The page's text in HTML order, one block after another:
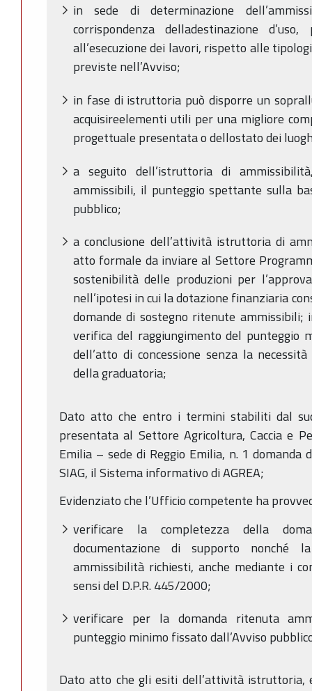
in sede di determinazione
corrispondenza delladestinazione
all’esecuzione dei lavori, rispetto alle
previste nell’Avviso;
in fase di istruttoria può disporre un
acquisireelementi utili per una migliore
progettuale presentata o dellostato dei
a seguito dell’istruttoria di
ammissibili, il punteggio spettante sulla
pubblico;
a conclusione dell’attività istruttoria di
atto formale da inviare al Settore
sostenibilità delle produzioni per
nell’ipotesi in cui la dotazione finanziaria
domande di sostegno ritenute
verifica del raggiungimento del punteggio
dell’atto di concessione senza la
della graduatoria;
Dato atto che entro i termini stabiliti dal
presentata al Settore Agricoltura, Caccia e
Emilia – sede di Reggio Emilia, n. 1 domanda
SIAG, il Sistema informativo di AGREA;
Evidenziato che l’Ufficio competente ha
verificare la completezza della
documentazione di supporto nonché
ammissibilità richiesti, anche mediante i
sensi del D.P.R. 445/2000;
verificare per la domanda ritenuta
punteggio minimo fissato dall’Avviso
Dato atto che gli esiti dell’attività